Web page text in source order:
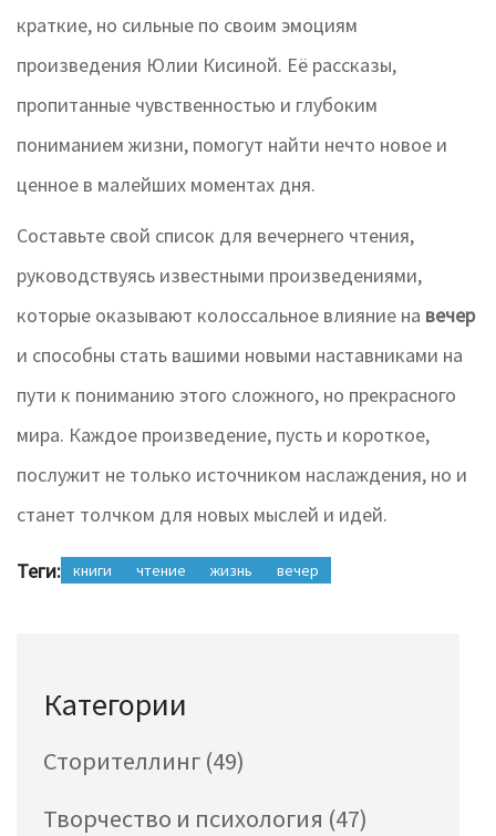
краткие, но сильные по своим эмоциям
произведения Юлии Кисиной. Её рассказы,
пропитанные чувственностью и глубоким
пониманием жизни, помогут найти нечто новое и
ценное в малейших моментах дня.
Составьте свой список для вечернего чтения,
руководствуясь известными произведениями,
которые оказывают колоссальное влияние на вечер
и способны стать вашими новыми наставниками на
пути к пониманию этого сложного, но прекрасного
мира. Каждое произведение, пусть и короткое,
послужит не только источником наслаждения, но и
станет толчком для новых мыслей и идей.
Теги: книги чтение жизнь вечер
Категории
Сторителлинг (49)
Творчество и психология (47)